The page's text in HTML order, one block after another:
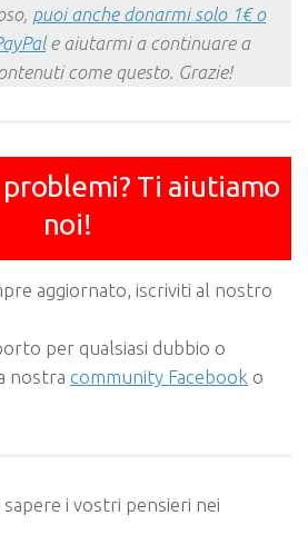
puoi anche donarmi solo 1€ o
e aiutarmi a continuare a
come questo. Grazie!
Ti aiutiamo
noi!
aggiornato, iscriviti al nostro
per qualsiasi dubbio o
nostra community Facebook o
sapere i vostri pensieri nei